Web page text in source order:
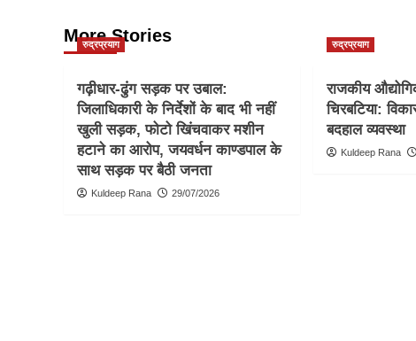
More Stories
रुद्रप्रयाग
गढ़ीधार-ढुंग सड़क पर उबाल:
जिलाधिकारी के निर्देशों के बाद भी नहीं
खुली सड़क, फोटो खिंचवाकर मशीन
हटाने का आरोप, जयवर्धन काण्डपाल के
साथ सड़क पर बैठी जनता
Kuldeep Rana 29/07/2026
रुद्रप्रयाग
राजकीय
चिरबटिया:
बदहाल व्यवस्था
Kuldeep Rana